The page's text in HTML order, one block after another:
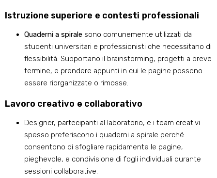
Istruzione superiore e contesti professionali
Quaderni a spirale sono comunemente utilizzati da
studenti universitari e professionisti che necessitano di
flessibilità. Supportano il brainstorming, progetti a breve
termine, e prendere appunti in cui le pagine possono
essere riorganizzate o rimosse.
Lavoro creativo e collaborativo
Designer, partecipanti al laboratorio, e i team creativi
spesso preferiscono i quaderni a spirale perché
consentono di sfogliare rapidamente le pagine,
pieghevole, e condivisione di fogli individuali durante
sessioni collaborative.